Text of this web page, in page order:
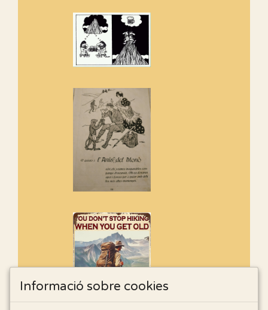
de l'entorn de Sant Aniol
Informació sobre cookies